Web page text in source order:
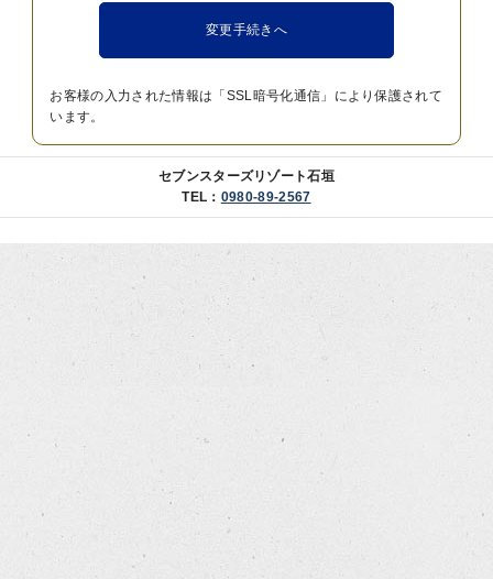
お客様の入力された情報は「SSL暗号化通信」により保護されて
います。
セブンスターズリゾート石垣
TEL： 0980-89-2567